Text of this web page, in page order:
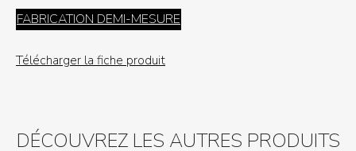
FABRICATION DEMI-MESURE
Télécharger la fiche produit
DÉCOUVREZ LES AUTRES PRODUITS